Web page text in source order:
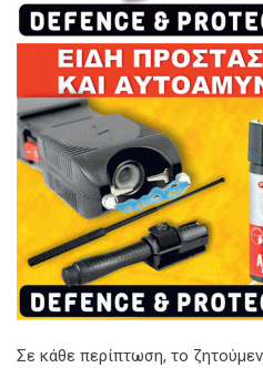
Σε κάθε περίπτωση, το